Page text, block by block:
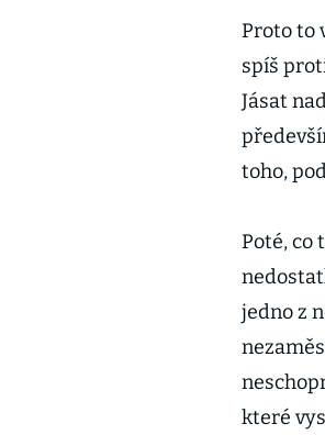
Proto to
spíš
Jásat
toho,
Poté, co
jedno z
které